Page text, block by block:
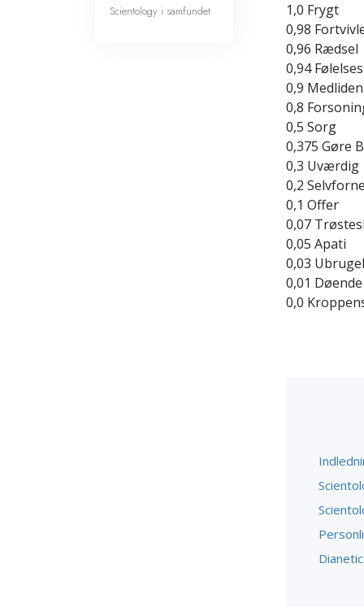
1,0 Frygt
0,98
0,96 Rædsel
0,94
0,9
0,8
0,5 Sorg
0,375 Gøre
0,3 Uværdig
0,2
0,1 Offer
0,07
0,05 Apati
0,03
0,01 Døende
0,0
Scientology i samfundet